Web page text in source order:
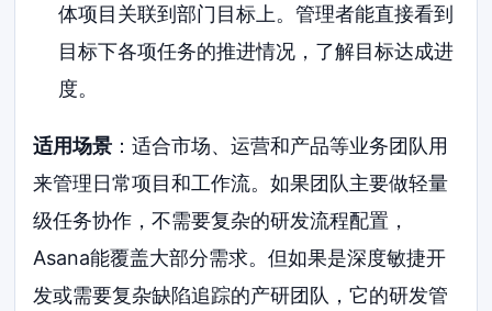
体项目关联到部门目标上。管理者能直接看到
目标下各项任务的推进情况，了解目标达成进
度。
适用场景 ：适合市场、运营和产品等业务团队用
来管理日常项目和工作流。如果团队主要做轻量
级任务协作，不需要复杂的研发流程配置，
Asana能覆盖大部分需求。但如果是深度敏捷开
发或需要复杂缺陷追踪的产研团队，它的研发管